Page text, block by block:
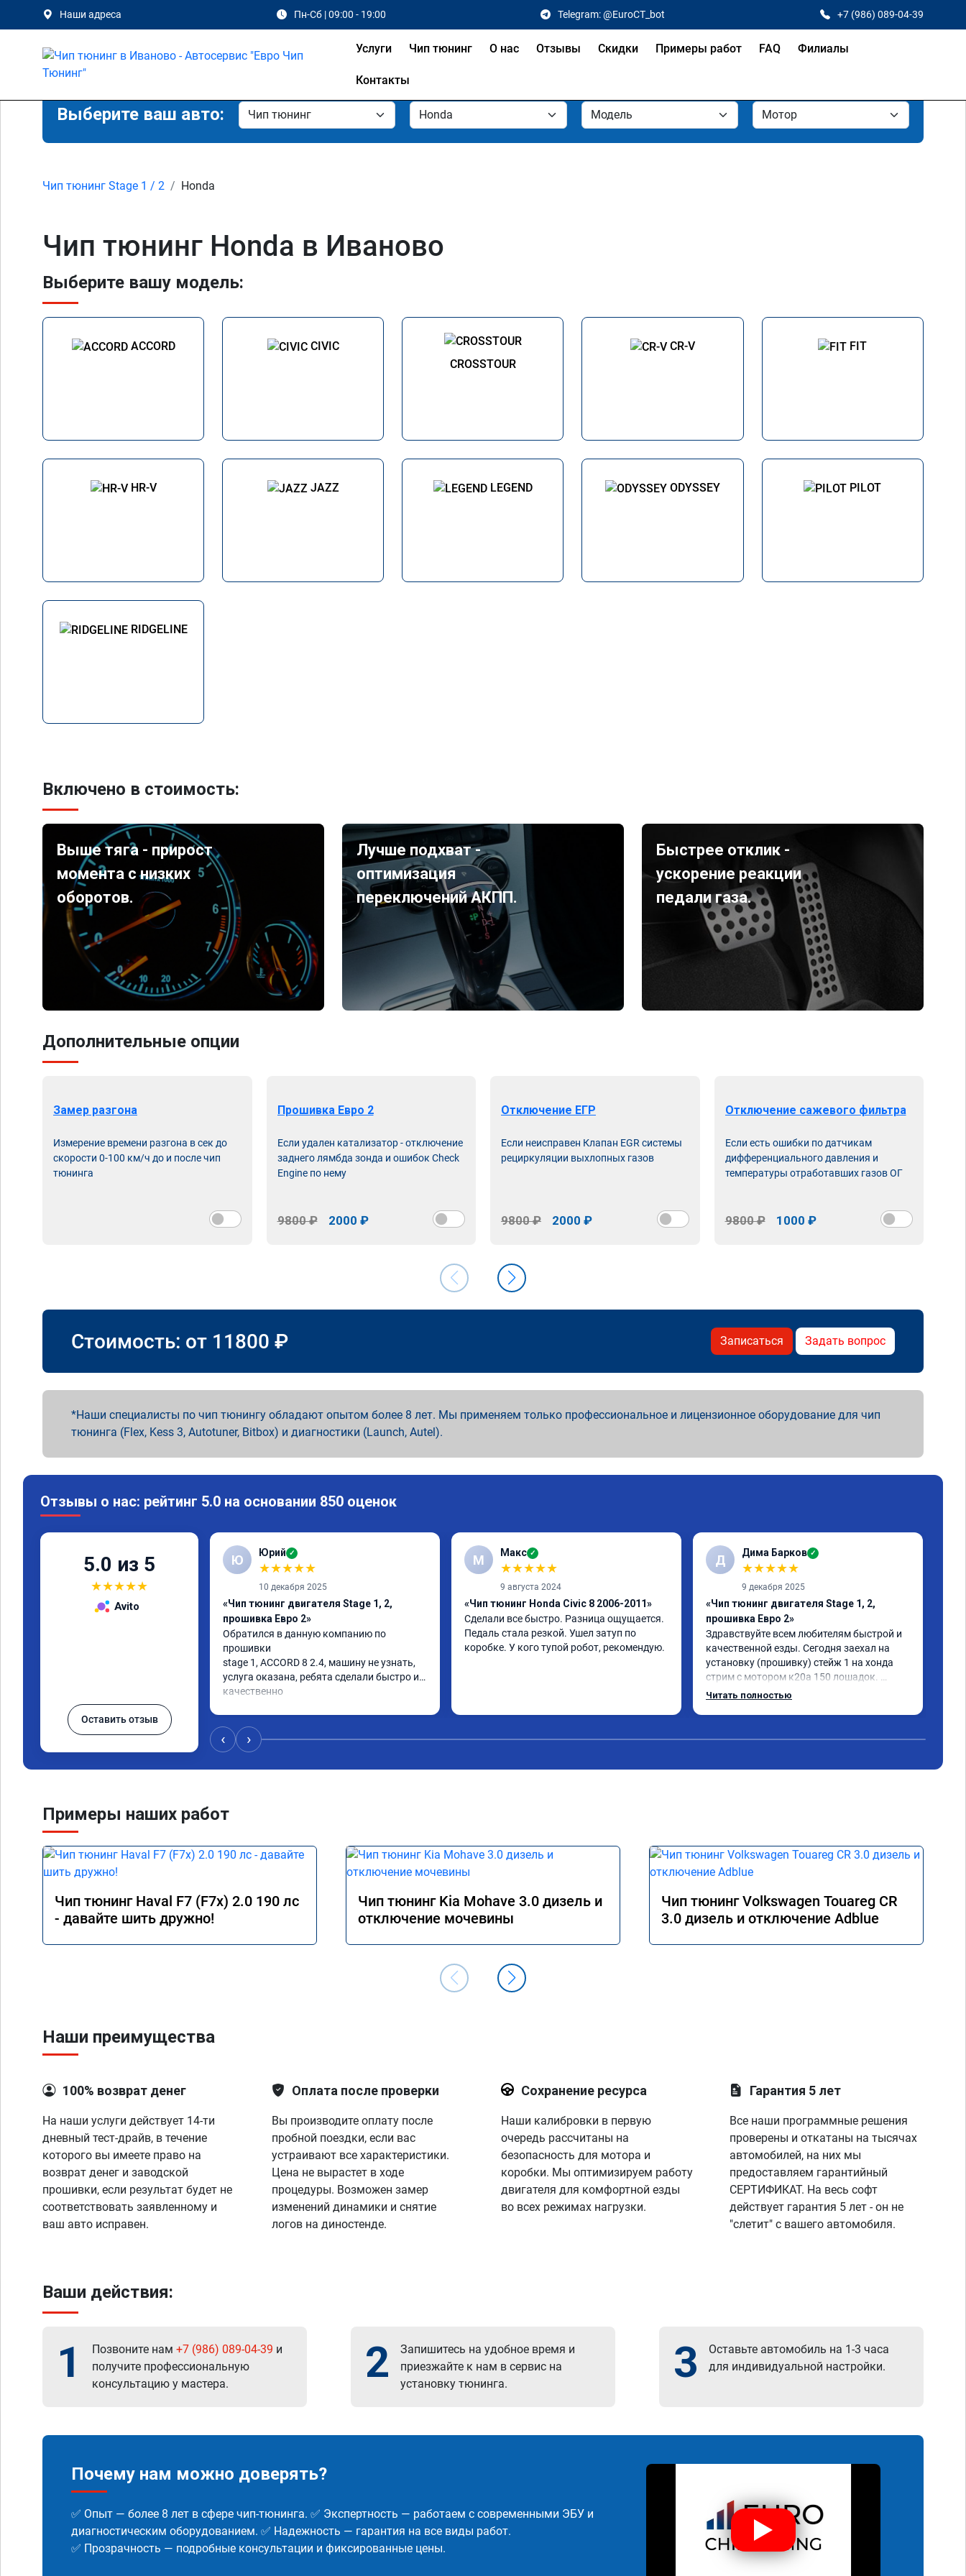
Наши адреса Пн-Сб | 09:00 - 19:00 Telegram: @EuroCT_bot +7 (986) 089-04-39
Услуги Чип тюнинг О нас Отзывы Скидки Примеры работ FAQ Филиалы
Контакты
Выберите ваш авто:
Чип тюнинг Stage 1 / 2 Honda
Чип тюнинг Honda в Иваново
Выберите вашу модель:
ACCORD
CIVIC
CROSSTOUR
CR-V FIT
HR-V JAZZ LEGEND ODYSSEY PILOT
RIDGELINE
Включено в стоимость:
Выше тяга - прирост
момента с низких
оборотов.
Лучше подхват -
оптимизация
переключений АКПП.
Быстрее отклик -
ускорение реакции
педали газа.
Дополнительные опции
Замер разгона
Измерение времени разгона в сек до
скорости 0-100 км/ч до и после чип
тюнинга
Прошивка Евро 2
Если удален катализатор - отключение
заднего лямбда зонда и ошибок Check
Engine по нему
9800 ₽ 2000 ₽
Отключение ЕГР
Если неисправен Клапан EGR системы
рециркуляции выхлопных газов
9800 ₽ 2000 ₽
Отключение сажевого фильтра
Если есть ошибки по датчикам
дифференциального давления и
температуры отработавших газов ОГ
9800 ₽ 1000 ₽
Стоимость: от 11800 ₽ Записаться Задать вопрос
Наши специалисты по чип тюнингу обладают опытом более 8 лет. Мы применяем только профессиональное и лицензионное оборудование для чип
тюнинга (Flex, Kess 3, Autotuner, Bitbox) и диагностики (Launch, Autel).
Отзывы о нас: рейтинг 5.0 на основании 850 оценок
5.0 из 5
★★★★★
Avito
Оставить отзыв
Ю Юрий ✓
★★★★★
10 декабря 2025
«Чип тюнинг двигателя Stage 1, 2,
прошивка Евро 2»
Обратился в данную компанию по
прошивки
stage 1, ACCORD 8 2.4, машину не узнать,
услуга оказана, ребята сделали быстро и
качественно
М Макс ✓
★★★★★
9 августа 2024
«Чип тюнинг Honda Civic 8 2006-2011»
Сделали все быстро. Разница ощущается.
Педаль стала резкой. Ушел затуп по
коробке. У кого тупой робот, рекомендую.
Д Дима Барков ✓
★★★★★
9 декабря 2025
«Чип тюнинг двигателя Stage 1, 2,
прошивка Евро 2»
Здравствуйте всем любителям быстрой и
качественной езды. Сегодня заехал на
установку (прошивку) стейж 1 на хонда
стрим с мотором к20а 150 лошадок.
Работу выполнил Николай,результат
Читать полностью
‹ ›
Примеры наших работ
Чип тюнинг Haval F7 (F7x) 2.0 190 лс
- давайте шить дружно!
Чип тюнинг Kia Mohave 3.0 дизель и
отключение мочевины
Чип тюнинг Volkswagen Touareg CR
3.0 дизель и отключение Adblue
Наши преимущества
100% возврат денег
На наши услуги действует 14-ти
дневный тест-драйв, в течение
которого вы имеете право на
возврат денег и заводской
прошивки, если результат будет не
соответствовать заявленному и
ваш авто исправен.
Оплата после проверки
Вы производите оплату после
пробной поездки, если вас
устраивают все характеристики.
Цена не вырастет в ходе
процедуры. Возможен замер
изменений динамики и снятие
логов на диностенде.
Сохранение ресурса
Наши калибровки в первую
очередь рассчитаны на
безопасность для мотора и
коробки. Мы оптимизируем работу
двигателя для комфортной езды
во всех режимах нагрузки.
Гарантия 5 лет
Все наши программные решения
проверены и откатаны на тысячах
автомобилей, на них мы
предоставляем гарантийный
СЕРТИФИКАТ. На весь софт
действует гарантия 5 лет - он не
"слетит" с вашего автомобиля.
Ваши действия:
1 Позвоните нам +7 (986) 089-04-39 и
получите профессиональную
консультацию у мастера.
2
Запишитесь на удобное время и
приезжайте к нам в сервис на
установку тюнинга.
3
Оставьте автомобиль на 1-3 часа
для индивидуальной настройки.
Почему нам можно доверять?
✅ Опыт — более 8 лет в сфере чип-тюнинга. ✅ Экспертность — работаем с современными ЭБУ и
диагностическим оборудованием. ✅ Надежность — гарантия на все виды работ.
✅ Прозрачность — подробные консультации и фиксированные цены.